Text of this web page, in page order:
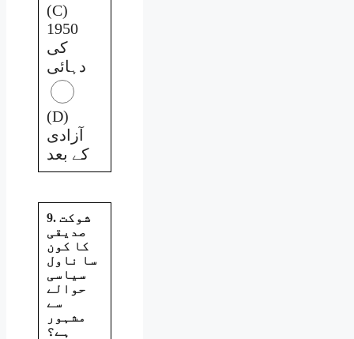
(C)
1950
کی
دہائی
(D)
آزادی
کے بعد
9. شوکت
صدیقی
کا کون
سا ناول
سیاسی
حوالے
سے
مشہور
ہے؟